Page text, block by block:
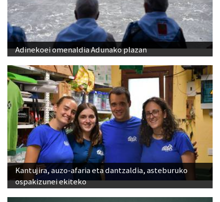
Adinekoei omenaldia Adunako plazan
Kantujira, auzo-afaria eta dantzaldia, asteburuko
ospakizunei ekiteko